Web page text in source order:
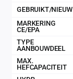
GEBRUIKT/NIEUW
MARKERING
CE/EPA
TYPE
AANBOUWDEEL
MAX.
HEFCAPACITEIT